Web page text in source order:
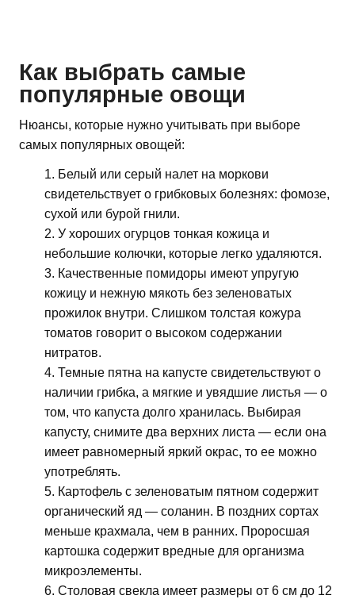
Как выбрать самые
популярные овощи
Нюансы, которые нужно учитывать при выборе
самых популярных овощей:
Белый или серый налет на моркови
свидетельствует о грибковых болезнях: фомозе,
сухой или бурой гнили.
У хороших огурцов тонкая кожица и
небольшие колючки, которые легко удаляются.
Качественные помидоры имеют упругую
кожицу и нежную мякоть без зеленоватых
прожилок внутри. Слишком толстая кожура
томатов говорит о высоком содержании
нитратов.
Темные пятна на капусте свидетельствуют о
наличии грибка, а мягкие и увядшие листья — о
том, что капуста долго хранилась. Выбирая
капусту, снимите два верхних листа — если она
имеет равномерный яркий окрас, то ее можно
употреблять.
Картофель с зеленоватым пятном содержит
органический яд — соланин. В поздних сортах
меньше крахмала, чем в ранних. Проросшая
картошка содержит вредные для организма
микроэлементы.
Столовая свекла имеет размеры от 6 см до 12